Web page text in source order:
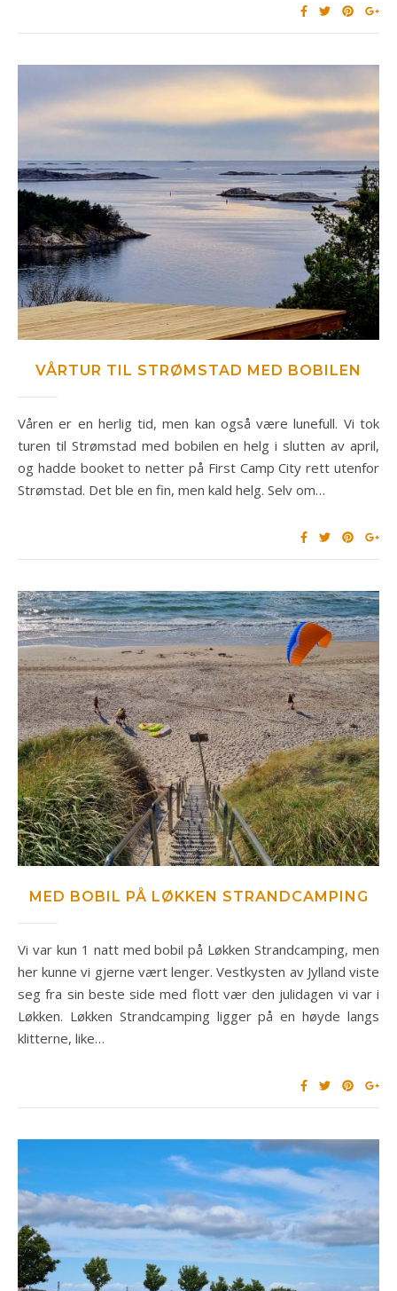
VÅRTUR TIL STRØMSTAD MED BOBILEN
Våren er en herlig tid, men kan også være lunefull. Vi tok
turen til Strømstad med bobilen en helg i slutten av april,
og hadde booket to netter på First Camp City rett utenfor
Strømstad. Det ble en fin, men kald helg. Selv om…
MED BOBIL PÅ LØKKEN STRANDCAMPING
Vi var kun 1 natt med bobil på Løkken Strandcamping, men
her kunne vi gjerne vært lenger. Vestkysten av Jylland viste
seg fra sin beste side med flott vær den julidagen vi var i
Løkken. Løkken Strandcamping ligger på en høyde langs
klitterne, like…